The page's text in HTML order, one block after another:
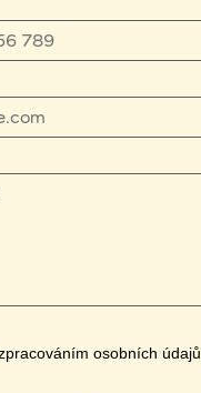
osobních údajů